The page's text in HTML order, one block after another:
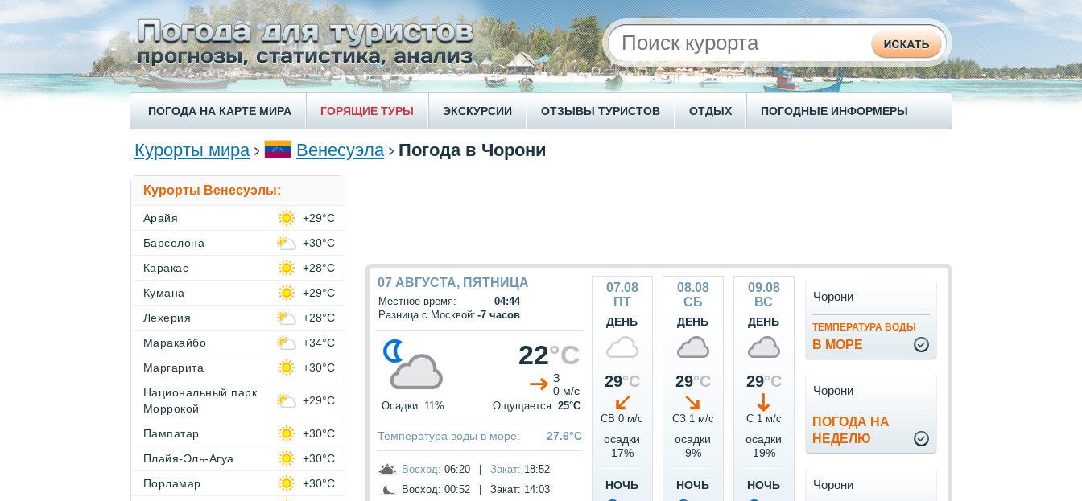
ПОГОДА НА КАРТЕ МИРА ГОРЯЩИЕ ТУРЫ ЭКСКУРСИИ ОТЗЫВЫ ТУРИСТОВ ОТДЫХ ПОГОДНЫЕ ИНФОРМЕРЫ
Курорты мира Венесуэла Погода в Чорони
07 АВГУСТА, ПЯТНИЦА
Местное время:
04:44
Разница с Москвой: -7 часов
22°C
З
0 м/с
Осадки: 11% Ощущается: 25°C
Температура воды в море: 27.6°C
Восход: 06:20 Закат: 18:52
Восход: 00:52 Закат: 14:03
07.08
ПТ
ДЕНЬ
29°C
СВ 0 м/c
осадки
17%
НОЧЬ
08.08
СБ
ДЕНЬ
29°C
СЗ 1 м/c
осадки
9%
НОЧЬ
09.08
ВС
ДЕНЬ
29°C
С 1 м/c
осадки
19%
НОЧЬ
ТЕМПЕРАТУРА ВОДЫ
В МОРЕ
Чорони
ПОГОДА НА
НЕДЕЛЮ
Чорони
Чорони
Курорты Венесуэлы:
Арайя
+29°C
Барселона
+30°C
Каракас
+28°C
Кумана
+29°C
Лехерия
+28°C
Маракайбо
+34°C
Маргарита
+30°C
Национальный парк
Моррокой
+29°C
Пампатар
+30°C
Плайя-Эль-Агуа
+30°C
Порламар
+30°C